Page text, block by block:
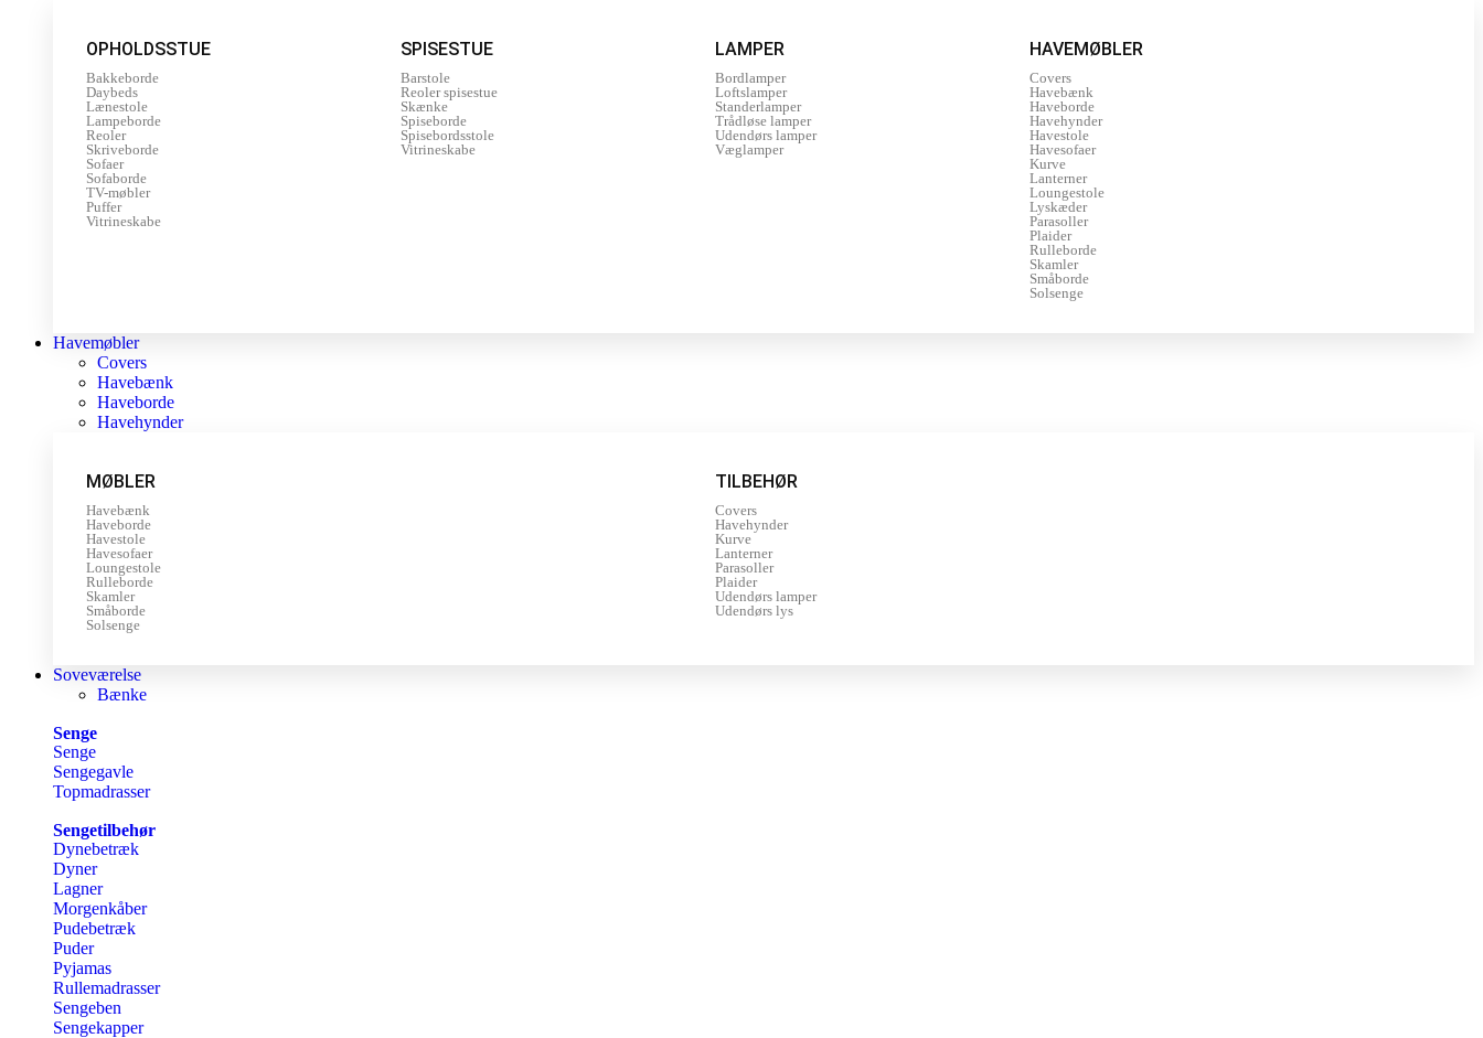
OPHOLDSSTUE
Bakkeborde
Daybeds
Lænestole
Lampeborde
Reoler
Skriveborde
Sofaer
Sofaborde
TV-møbler
Puffer
Vitrineskabe
SPISESTUE
Barstole
Reoler spisestue
Skænke
Spiseborde
Spisebordsstole
Vitrineskabe
LAMPER
Bordlamper
Loftslamper
Standerlamper
Trådløse lamper
Udendørs lamper
Væglamper
HAVEMØBLER
Covers
Havebænk
Haveborde
Havehynder
Havestole
Havesofaer
Kurve
Lanterner
Loungestole
Lyskæder
Parasoller
Plaider
Rulleborde
Skamler
Småborde
Solsenge
Havemøbler
Covers
Havebænk
Haveborde
Havehynder
MØBLER
Havebænk
Haveborde
Havestole
Havesofaer
Loungestole
Rulleborde
Skamler
Småborde
Solsenge
TILBEHØR
Covers
Havehynder
Kurve
Lanterner
Parasoller
Plaider
Udendørs lamper
Udendørs lys
Soveværelse
Bænke
Senge
Senge
Sengegavle
Topmadrasser
Sengetilbehør
Dynebetræk
Dyner
Lagner
Morgenkåber
Pudebetræk
Puder
Pyjamas
Rullemadrasser
Sengeben
Sengekapper